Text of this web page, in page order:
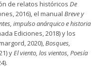
de relatos históricos De
2016), el manual Breve y
impulso anárquico e historia
Ediciones, 2018) y los
2020),Bosques,
yEl viento, los vientos, Poesía